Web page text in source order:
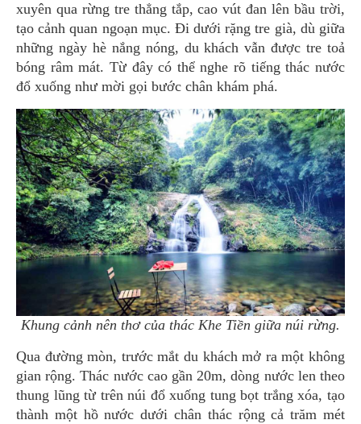
xuyên qua rừng tre thẳng tắp, cao vút đan lên bầu trời,
tạo cảnh quan ngoạn mục. Đi dưới rặng tre già, dù giữa
những ngày hè nắng nóng, du khách vẫn được tre toả
bóng râm mát. Từ đây có thể nghe rõ tiếng thác nước
đổ xuống như mời gọi bước chân khám phá.
Khung cảnh nên thơ của thác Khe Tiền giữa núi rừng.
Qua đường mòn, trước mắt du khách mở ra một không
gian rộng. Thác nước cao gần 20m, dòng nước len theo
thung lũng từ trên núi đổ xuống tung bọt trắng xóa, tạo
thành một hồ nước dưới chân thác rộng cả trăm mét